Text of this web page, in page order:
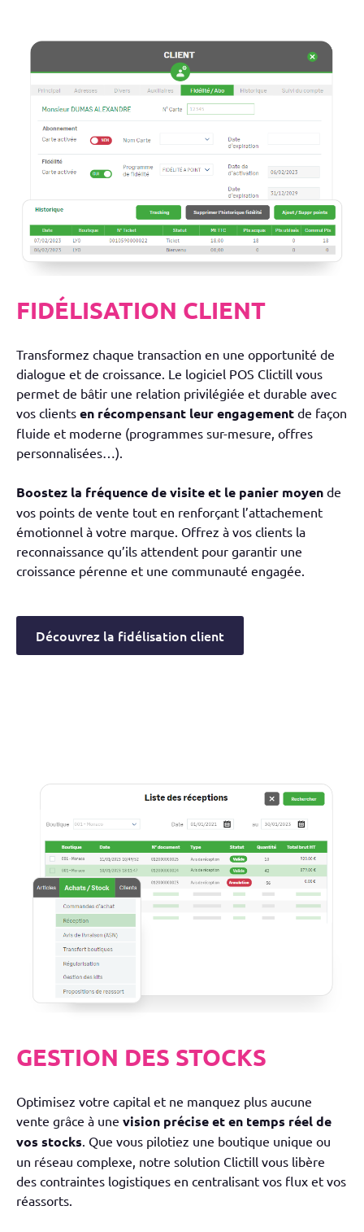
FIDÉLISATION CLIENT
Transformez chaque transaction en une opportunité de
dialogue et de croissance. Le logiciel POS Clictill vous
permet de bâtir une relation privilégiée et durable avec
vos clients en récompensant leur engagement de façon
fluide et moderne (programmes sur-mesure, offres
personnalisées…).
Boostez la fréquence de visite et le panier moyen de
vos points de vente tout en renforçant l’attachement
émotionnel à votre marque. Offrez à vos clients la
reconnaissance qu’ils attendent pour garantir une
croissance pérenne et une communauté engagée.
Découvrez la fidélisation client
GESTION DES STOCKS
Optimisez votre capital et ne manquez plus aucune
vente grâce à une vision précise et en temps réel de
vos stocks. Que vous pilotiez une boutique unique ou
un réseau complexe, notre solution Clictill vous libère
des contraintes logistiques en centralisant vos flux et vos
réassorts.